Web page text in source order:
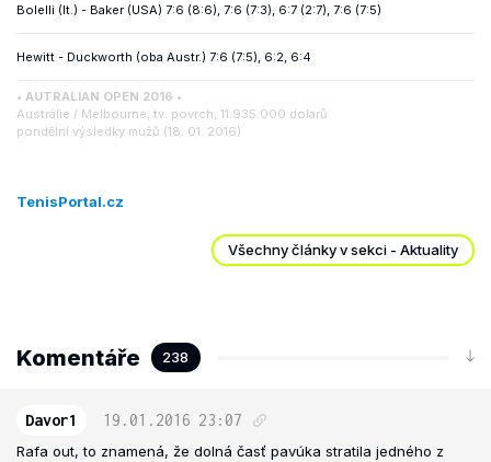
• AUTRALIAN OPEN 2016 •
Austrálie / Melbourne, tv. povrch, 11.935.000 dolarů
pondělní výsledky mužů (18. 01. 2016)
Bolelli (It.) - Baker (USA) 7:6 (8:6), 7:6 (7:3), 6:7 (2:7), 7:6 (7:5)
Hewitt - Duckworth (oba Austr.) 7:6 (7:5), 6:2, 6:4
TenisPortal.cz
Všechny články v sekci - Aktuality
Komentáře 238
Davor1 19.01.2016 23:07
Rafa out, to znamená, že dolná časť pavúka stratila jedného z